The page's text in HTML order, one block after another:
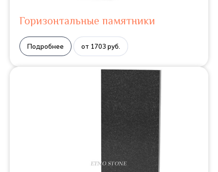
Горизонтальные памятники
Подробнее от 1703 руб.